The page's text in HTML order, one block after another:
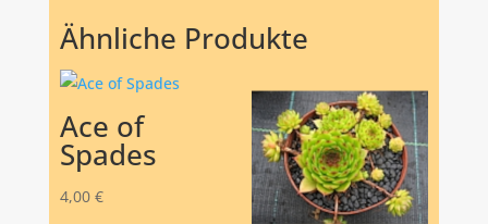
Ähnliche Produkte
Ace of
Spades
4,00 €